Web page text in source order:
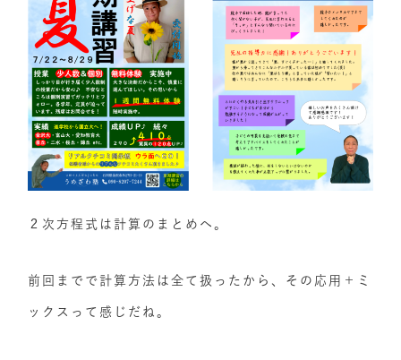
２次方程式は計算のまとめへ。
前回までで計算方法は全て扱ったから、その応用＋ミ
ックスって感じだね。